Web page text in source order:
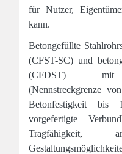
für Nutzer,
kann.
Betongefüllte
(CFST-SC) und
(CFDST) mit
(Nennstreckgrenze
Betonfestigkeit bis
vorgefertigte
Tragfähigkeit,